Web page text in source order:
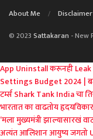
About Me Disclaimer
© 2023 Sattakaran - New
App Uninstall करूनही Leak
Settings Budget 2024 |
टर्म्सShark Tank India चा
भारतात का वाढतोय
‘मला मुख्यमंत्री झाल्यासारखं
अत्यंत आलिशान आयुष्य जगतो